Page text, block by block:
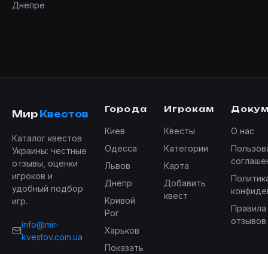
Днепре
Мир Квестов
Каталог квестов
Украины: честные
отзывы, оценки
игроков и
удобный подбор
игр.
info@mir-
kvestov.com.ua
Города
Киев
Одесса
Львов
Днепр
Кривой
Рог
Харьков
Показать
Игрокам
Квесты
Категории
Карта
Добавить
квест
О нас
отзывов